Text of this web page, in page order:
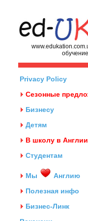
Privacy Policy
Сезонные
Бизнесу
Детям
В школу в Англии
Студентам
Мы
Англию
Полезная инфо
Бизнес-Линк